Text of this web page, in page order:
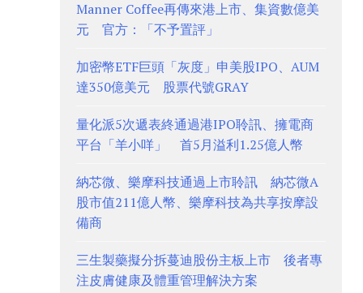
Manner Coffee再傳來港上市、集資數億美
元 官方：「不予置評」
加密幣ETF巨頭「灰度」申美股IPO、AUM
達350億美元 股票代號GRAY
量化派5次遞表終通過港IPO聆訊、擁電商
平台「羊小咩」 首5月溢利1.25億人幣
納芯微、樂摩科技通過上市聆訊 納芯微A
股市值211億人幣、樂摩科技為共享按摩設
備商
三生製藥擬分拆蔓迪股份主板上市 後者專
注皮膚健康及體重管理解決方案